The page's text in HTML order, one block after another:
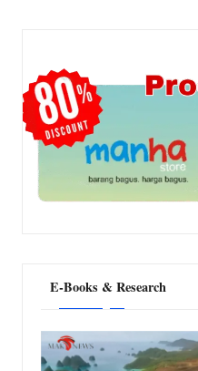
E-Books & Research